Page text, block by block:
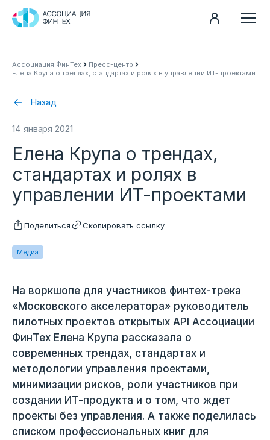
Ассоциация
Пресс-центр
Карьера
Контакты
Ассоциация ФинТех
Пресс-центр
Елена Крупа о трендах, стандартах и ролях в управлении ИТ-проектами
Назад
14 января 2021
Медиа
Елена Крупа о трендах,
стандартах и ролях в
управлении ИТ-проектами
Поделиться Скопировать ссылку
На воркшопе для участников финтех-трека
«Московского акселератора» руководитель
пилотных проектов открытых API Ассоциации
ФинТех Елена Крупа рассказала о
современных трендах, стандартах и
методологии управления проектами,
минимизации рисков, роли участников при
создании ИТ-продукта и о том, что ждет
проекты без управления. А также поделилась
списком профессиональных книг для